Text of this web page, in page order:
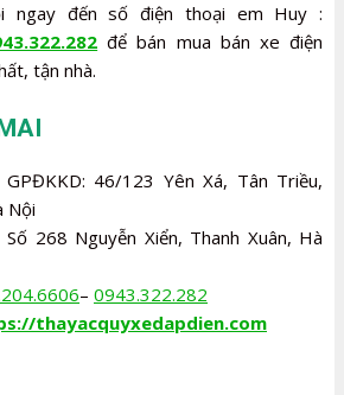
ngay đến số điện thoại em Huy :
để bán mua bán xe điện
tận nhà.
46/123 Yên Xá, Tân Triều,
Nội
268 Nguyễn Xiển, Thanh Xuân, Hà
– 0943.322.282
thayacquyxedapdien.com